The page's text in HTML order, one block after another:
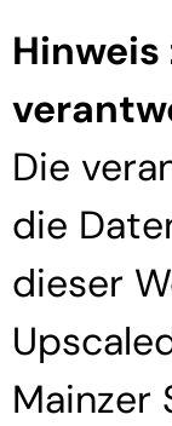
Hinweis
Die
die
dieser
Mainzer